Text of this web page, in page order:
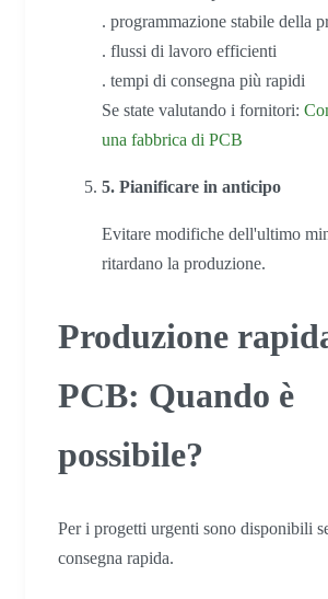
. programmazione stabile della
. flussi di lavoro efficienti
. tempi di consegna più rapidi
Se state valutando i fornitori:
una fabbrica di PCB
5. Pianificare in anticipo
Evitare modifiche dell'ultimo
ritardano la produzione.
Produzione
PCB: Quando è
possibile?
Per i progetti urgenti sono disponibili
consegna rapida.